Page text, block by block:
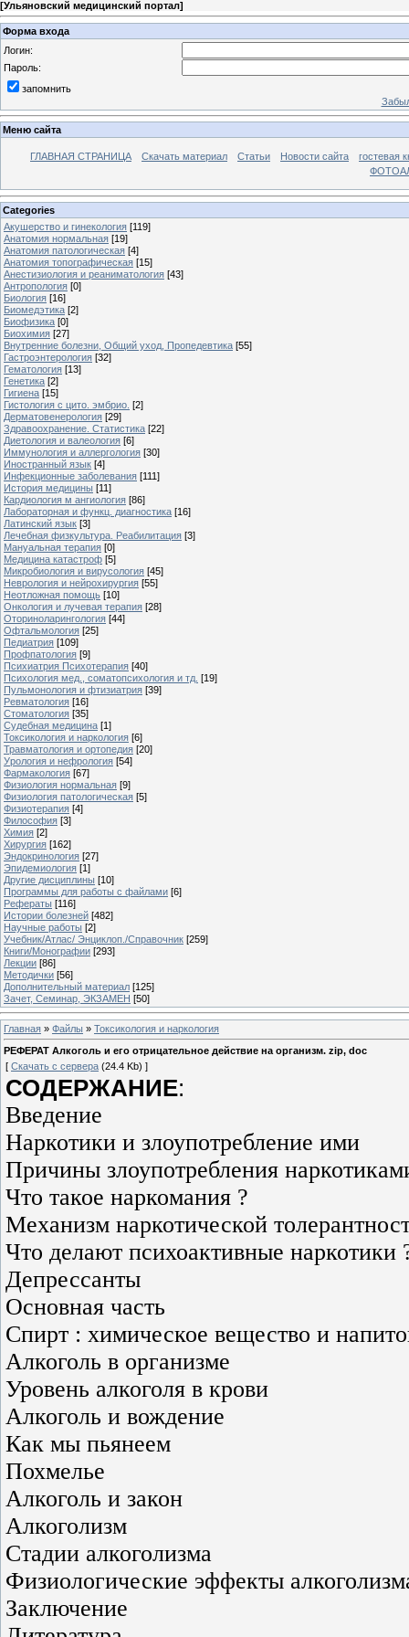
[Ульяновский медицинский портал]
Форма входа
Логин:
Пароль:
запомнить
Меню сайта
ГЛАВНАЯ СТРАНИЦА Скачать материал Статьи Новости сайта
гостевая
Categories
Акушерство и гинекология [119]
Анатомия нормальная [19]
Анатомия патологическая [4]
Анатомия топографическая [15]
Анестизиология и реаниматология [43]
Антропология [0]
Биология [16]
Биомедэтика [2]
Биофизика [0]
Биохимия [27]
Внутренние болезни, Общий уход, Пропедевтика [55]
Гастроэнтерология [32]
Гематология [13]
Генетика [2]
Гигиена [15]
Гистология с цито. эмбрио. [2]
Дерматовенерология [29]
Здравоохранение. Статистика [22]
Диетология и валеология [6]
Иммунология и аллергология [30]
Иностранный язык [4]
Инфекционные заболевания [111]
История медицины [11]
Кардиология м ангиология [86]
Лабораторная и функц. диагностика [16]
Латинский язык [3]
Лечебная физкультура. Реабилитация [3]
Мануальная терапия [0]
Медицина катастроф [5]
Микробиология и вирусология [45]
Неврология и нейрохирургия [55]
Неотложная помощь [10]
Онкология и лучевая терапия [28]
Оториноларингология [44]
Офтальмология [25]
Педиатрия [109]
Профпатология [9]
Психиатрия Психотерапия [40]
Психология мед., соматопсихология и тд. [19]
Пульмонология и фтизиатрия [39]
Ревматология [16]
Стоматология [35]
Судебная медицина [1]
Токсикология и наркология [6]
Травматология и ортопедия [20]
Урология и нефрология [54]
Фармакология [67]
Физиология нормальная [9]
Физиология патологическая [5]
Физиотерапия [4]
Философия [3]
Химия [2]
Хирургия [162]
Эндокринология [27]
Эпидемиология [1]
Другие дисциплины [10]
Программы для работы с файлами [6]
Рефераты [116]
Истории болезней [482]
Научные работы [2]
Учебник/Атлас/ Энциклоп./Справочник [259]
Книги/Монографии [293]
Лекции [86]
Методички [56]
Дополнительный материал [125]
Зачет, Семинар, ЭКЗАМЕН [50]
Главная » Файлы » Токсикология и наркология
РЕФЕРАТ Алкоголь и его отрицательное действие на организм. zip, doc
[ Скачать с сервера (24.4 Kb) ]
СОДЕРЖАНИЕ:
Введение
Наркотики и злоупотребление ими
Причины злоупотребления
Что такое наркомания ?
Механизм наркотической
Что делают психоактивные наркотики
Депрессанты
Основная часть
Спирт : химическое вещество и
Алкоголь в организме
Уровень алкоголя в крови
Алкоголь и вождение
Как мы пьянеем
Похмелье
Алкоголь и закон
Алкоголизм
Стадии алкоголизма
Физиологические эффекты
Заключение